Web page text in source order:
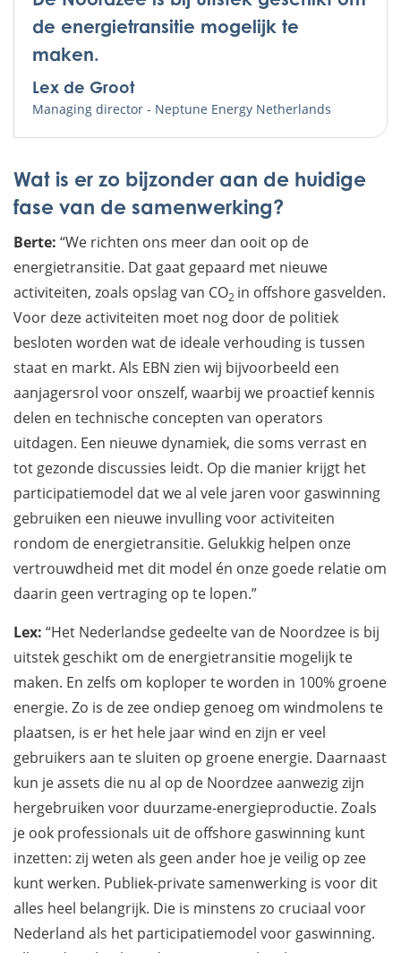
de energietransitie mogelijk te
maken.
Lex de Groot
Managing director - Neptune Energy Netherlands
Wat is er zo bijzonder aan de huidige
fase van de samenwerking?
Berte: “We richten ons meer dan ooit op de
energietransitie. Dat gaat gepaard met nieuwe
activiteiten, zoals opslag van CO2 in offshore gasvelden.
Voor deze activiteiten moet nog door de politiek
besloten worden wat de ideale verhouding is tussen
staat en markt. Als EBN zien wij bijvoorbeeld een
aanjagersrol voor onszelf, waarbij we proactief kennis
delen en technische concepten van operators
uitdagen. Een nieuwe dynamiek, die soms verrast en
tot gezonde discussies leidt. Op die manier krijgt het
participatiemodel dat we al vele jaren voor gaswinning
gebruiken een nieuwe invulling voor activiteiten
rondom de energietransitie. Gelukkig helpen onze
vertrouwdheid met dit model én onze goede relatie om
daarin geen vertraging op te lopen.”
Lex: “Het Nederlandse gedeelte van de Noordzee is bij
uitstek geschikt om de energietransitie mogelijk te
maken. En zelfs om koploper te worden in 100% groene
energie. Zo is de zee ondiep genoeg om windmolens te
plaatsen, is er het hele jaar wind en zijn er veel
gebruikers aan te sluiten op groene energie. Daarnaast
kun je assets die nu al op de Noordzee aanwezig zijn
hergebruiken voor duurzame-energieproductie. Zoals
je ook professionals uit de offshore gaswinning kunt
inzetten: zij weten als geen ander hoe je veilig op zee
kunt werken. Publiek-private samenwerking is voor dit
alles heel belangrijk. Die is minstens zo cruciaal voor
Nederland als het participatiemodel voor gaswinning.